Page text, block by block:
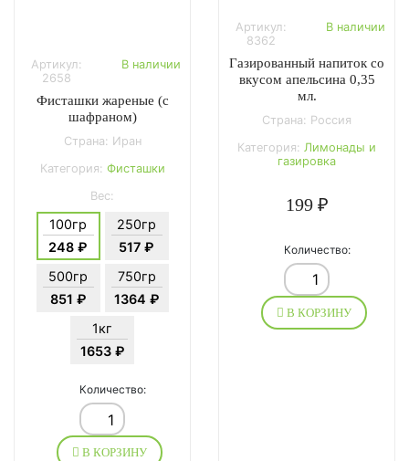
Артикул:
2658
В наличии
Фисташки жареные (с
шафраном)
Страна: Иран
Категория: Фисташки
Вес:
100гр
248 ₽
250гр
517 ₽
500гр
851 ₽
750гр
1364 ₽
1кг
1653 ₽
Количество:
В КОРЗИНУ
Артикул:
8362
В наличии
Газированный напиток со
вкусом апельсина 0,35
мл.
Страна: Россия
Категория: Лимонады и
газировка
199 ₽
Количество:
В КОРЗИНУ